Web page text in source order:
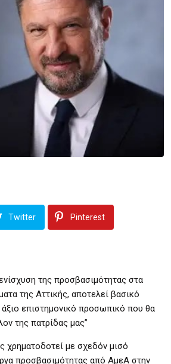
Twitter Pinterest
της προσβασιμότητας στα
της Αττικής, αποτελεί βασικό
επιστημονικό προσωπικό που θα
της πατρίδας μας”
χρηματοδοτεί με σχεδόν μισό
προσβασιμότητας από ΑμεΑ στην